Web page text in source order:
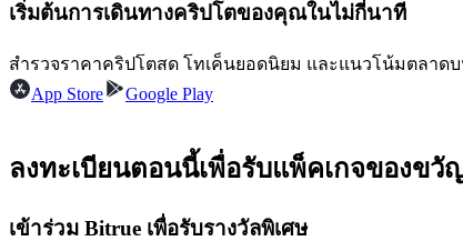
คัดลอกการซื้อขาย
เริ่มต้นการเดินทางคริปโตของคุณในไม่กี่นาที
สำรวจราคาคริปโตสด โทเค็นยอดนิยม และแนวโน้มตลาด
App Store
Google Play
ลงทะเบียนตอนนี้เพื่อรับแพ็คเกจของขวั
เข้าร่วม Bitrue เพื่อรับรางวัลพิเศษ